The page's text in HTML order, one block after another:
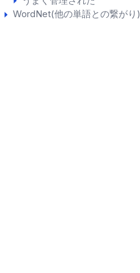
WordNet(他の単語との繋がり)